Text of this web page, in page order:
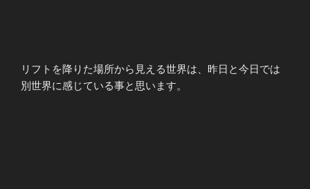
リフトを降りた場所から見える世界は、昨日と今日では
別世界に感じている事と思います。